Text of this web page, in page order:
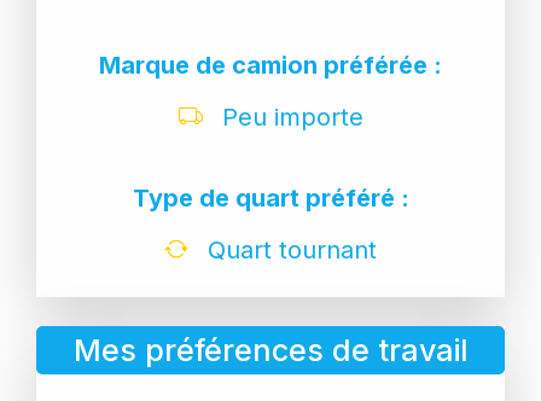
Marque de camion préférée :
Peu importe
Type de quart préféré :
Quart tournant
Mes préférences de travail